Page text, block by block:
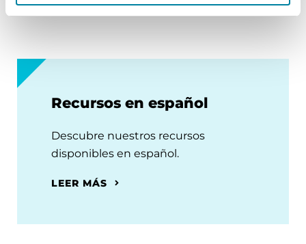
Recursos en español
Descubre nuestros recursos
disponibles en español.
LEER MÁS